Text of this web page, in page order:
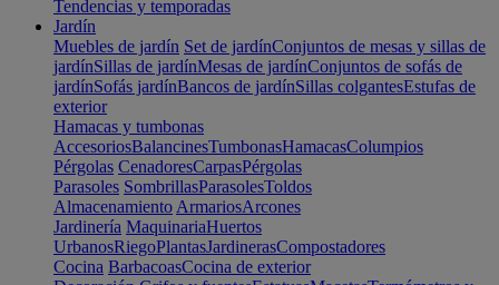
Tendencias y temporadas
Jardín
Muebles de jardín Set de jardínConjuntos de mesas y sillas de
jardínSillas de jardínMesas de jardínConjuntos de sofás de
jardínSofás jardínBancos de jardínSillas colgantesEstufas de
exterior
Hamacas y tumbonas
AccesoriosBalancinesTumbonasHamacasColumpios
Pérgolas CenadoresCarpasPérgolas
Parasoles SombrillasParasolesToldos
Almacenamiento ArmariosArcones
Jardinería MaquinariaHuertos
UrbanosRiegoPlantasJardinerasCompostadores
Cocina BarbacoasCocina de exterior